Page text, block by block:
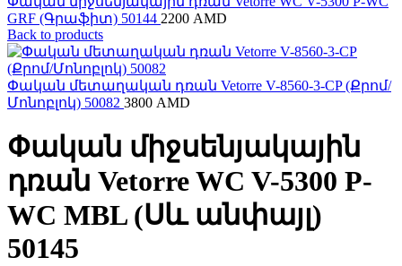
GRF (Գրաֆիտ) 50144 2200 AMD
Back to products
Փական մետաղական դռան Vetorre V-8560-3-CP (Քրոմ/
Մոնոբլոկ) 50082 3800 AMD
Փական միջսենյակային
դռան Vetorre WC V-5300 P-
WC MBL (Սև անփայլ)
50145